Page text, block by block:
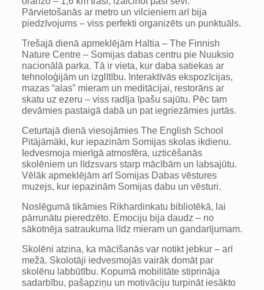
Pārvietošanās ar metro un vilcieniem arī bija
piedzīvojums – viss perfekti organizēts un punktuāls.
Trešajā dienā apmeklējām Haltia – The Finnish
Nature Centre – Somijas dabas centru pie Nuuksio
nacionālā parka. Tā ir vieta, kur daba satiekas ar
tehnoloģijām un izglītību. Interaktīvās ekspozīcijas,
mazas “alas” mieram un meditācijai, restorāns ar
skatu uz ezeru – viss radīja īpašu sajūtu. Pēc tam
devāmies pastaigā dabā un pat iegriezāmies jurtās.
Ceturtajā dienā viesojāmies The English School
Pitäjämäki, kur iepazinām Somijas skolas ikdienu.
Iedvesmoja mierīgā atmosfēra, uzticēšanās
skolēniem un līdzsvars starp mācībām un labsajūtu.
Vēlāk apmeklējām arī Somijas Dabas vēstures
muzejs, kur iepazinām Somijas dabu un vēsturi.
Noslēgumā tikāmies Rikhardinkatu bibliotēkā, lai
pārrunātu pieredzēto. Emociju bija daudz – no
sākotnēja satraukuma līdz mieram un gandarījumam.
Skolēni atzina, ka mācīšanās var notikt jebkur – arī
mežā. Skolotāji iedvesmojās vairāk domāt par
skolēnu labbūtību. Kopumā mobilitāte stiprināja
sadarbību, pašapziņu un motivāciju turpināt iesākto